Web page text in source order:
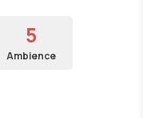
5
Ambience